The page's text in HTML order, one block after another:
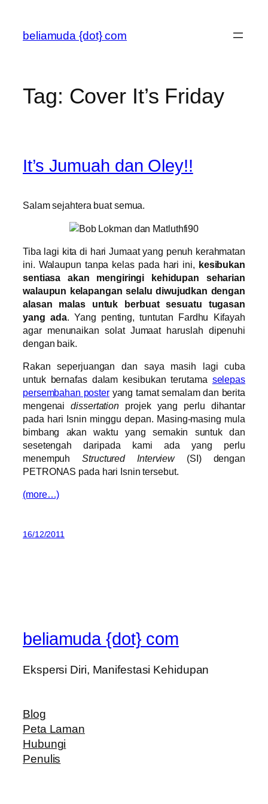
content
beliamuda {dot} com
Tag: Cover It’s Friday
It’s Jumuah dan Oley!!
Salam sejahtera buat semua.
Tiba lagi kita di hari Jumaat yang penuh kerahmatan
ini. Walaupun tanpa kelas pada hari ini, kesibukan
sentiasa akan mengiringi kehidupan seharian
walaupun kelapangan selalu diwujudkan dengan
alasan malas untuk berbuat sesuatu tugasan
yang ada. Yang penting, tuntutan Fardhu Kifayah
agar menunaikan solat Jumaat haruslah dipenuhi
dengan baik.
Rakan seperjuangan dan saya masih lagi cuba
untuk bernafas dalam kesibukan terutama selepas
persembahan poster yang tamat semalam dan berita
mengenaidissertation projek yang perlu dihantar
pada hari Isnin minggu depan. Masing-masing mula
bimbang akan waktu yang semakin suntuk dan
sesetengah daripada kami ada yang perlu
menempuhStructured Interview(SI) dengan
PETRONAS pada hari Isnin tersebut.
(more…)
16/12/2011
beliamuda {dot} com
Ekspersi Diri, Manifestasi Kehidupan
Blog
Peta Laman
Hubungi
Penulis